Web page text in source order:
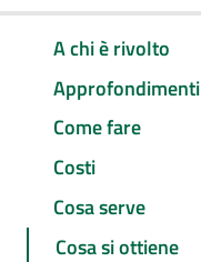
A chi è rivolto
Approfondimenti
Come fare
Costi
Cosa serve
Cosa si ottiene